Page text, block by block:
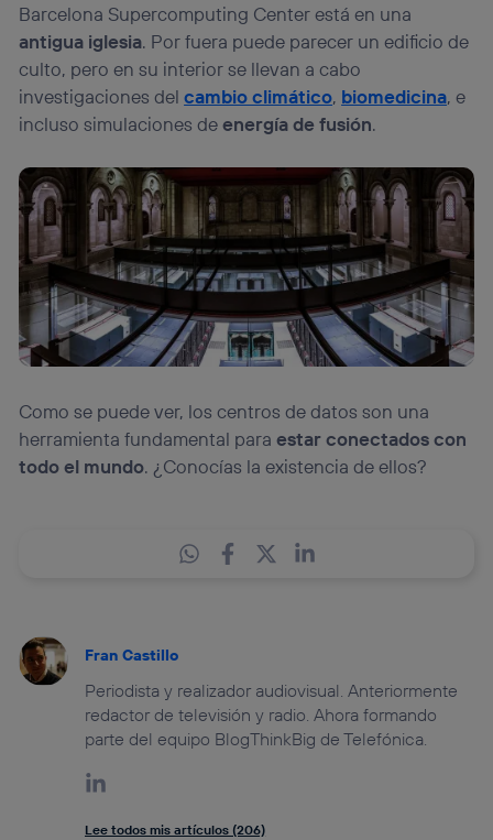
Barcelona Supercomputing Center está en una
antigua iglesia. Por fuera puede parecer un edificio de
culto, pero en su interior se llevan a cabo
investigaciones delcambio climático, biomedicina, e
incluso simulaciones deenergía de fusión.
Como se puede ver, los centros de datos son una
herramienta fundamental paraestar conectados con
todo el mundo. ¿Conocías la existencia de ellos?
Fran Castillo
Periodista y realizador audiovisual. Anteriormente
redactor de televisión y radio. Ahora formando
parte del equipo BlogThinkBig de Telefónica.
Lee todos mis artículos (206)